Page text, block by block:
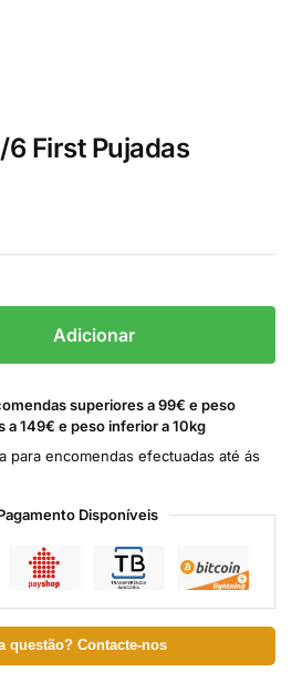
6 First Pujadas
Adicionar
superiores a 99€ e peso
149€ e peso inferior a 10kg
para encomendas efectuadas até ás
Disponíveis
questão? Contacte-nos